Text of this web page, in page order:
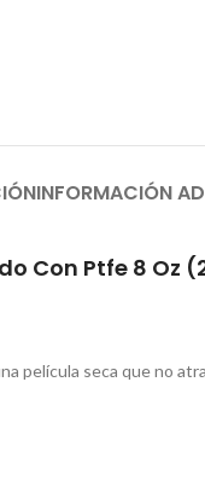
INFORMACIÓN
Con Ptfe 8
película seca que no